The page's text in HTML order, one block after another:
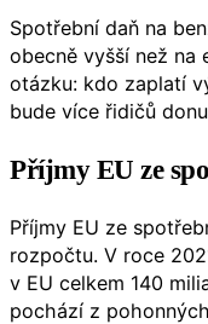
Spotřební daň na
obecně vyšší než na
otázku: kdo zaplatí
bude více řidičů
Příjmy EU ze
Příjmy EU ze
rozpočtu. V roce
v EU celkem 140
pochází z